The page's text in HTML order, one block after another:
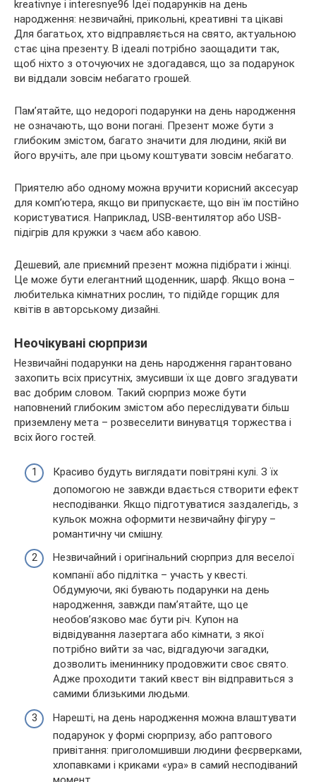
Для багатьох, хто відправляється на свято, актуальною
стає ціна презенту. В ідеалі потрібно заощадити так,
щоб ніхто з оточуючих не здогадався, що за подарунок
ви віддали зовсім небагато грошей.
Пам’ятайте, що недорогі подарунки на день народження
не означають, що вони погані. Презент може бути з
глибоким змістом, багато значити для людини, якій ви
його вручіть, але при цьому коштувати зовсім небагато.
Приятелю або одному можна вручити корисний аксесуар
для комп’ютера, якщо ви припускаєте, що він їм постійно
користуватися. Наприклад, USB-вентилятор або USB-
підігрів для кружки з чаєм або кавою.
Дешевий, але приємний презент можна підібрати і жінці.
Це може бути елегантний щоденник, шарф. Якщо вона –
любителька кімнатних рослин, то підійде горщик для
квітів в авторському дизайні.
Неочікувані сюрпризи
Незвичайні подарунки на день народження гарантовано
захопить всіх присутніх, змусивши їх ще довго згадувати
вас добрим словом. Такий сюрприз може бути
наповнений глибоким змістом або переслідувати більш
приземлену мета – розвеселити винуватця торжества і
всіх його гостей.
Красиво будуть виглядати повітряні кулі. З їх
допомогою не завжди вдається створити ефект
несподіванки. Якщо підготуватися заздалегідь, з
кульок можна оформити незвичайну фігуру –
романтичну чи смішну.
Незвичайний і оригінальний сюрприз для веселої
компанії або підлітка – участь у квесті.
Обдумуючи, які бувають подарунки на день
народження, завжди пам’ятайте, що це
необов’язково має бути річ. Купон на
відвідування лазертага або кімнати, з якої
потрібно вийти за час, відгадуючи загадки,
дозволить імениннику продовжити своє свято.
Адже проходити такий квест він відправиться з
самими близькими людьми.
Нарешті, на день народження можна влаштувати
подарунок у формі сюрпризу, або раптового
привітання: приголомшивши людини феєрверками,
хлопавками і криками «ура» в самий несподіваний